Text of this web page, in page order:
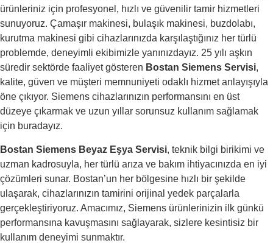
ürünleriniz için profesyonel, hızlı ve güvenilir tamir hizmetleri
sunuyoruz. Çamaşır makinesi, bulaşık makinesi, buzdolabı,
kurutma makinesi gibi cihazlarınızda karşılaştığınız her türlü
problemde, deneyimli ekibimizle yanınızdayız. 25 yılı aşkın
süredir sektörde faaliyet gösteren Bostan Siemens Servisi,
kalite, güven ve müşteri memnuniyeti odaklı hizmet anlayışıyla
öne çıkıyor. Siemens cihazlarınızın performansını en üst
düzeye çıkarmak ve uzun yıllar sorunsuz kullanım sağlamak
için buradayız.
Bostan Siemens Beyaz Eşya Servisi, teknik bilgi birikimi ve
uzman kadrosuyla, her türlü arıza ve bakım ihtiyacınızda en iyi
çözümleri sunar. Bostan’un her bölgesine hızlı bir şekilde
ulaşarak, cihazlarınızın tamirini orijinal yedek parçalarla
gerçekleştiriyoruz. Amacımız, Siemens ürünlerinizin ilk günkü
performansına kavuşmasını sağlayarak, sizlere kesintisiz bir
kullanım deneyimi sunmaktır.